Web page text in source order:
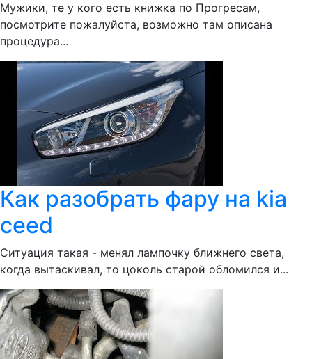
Мужики, те у кого есть книжка по Прогресам,
посмотрите пожалуйста, возможно там описана
процедура...
Как разобрать фару на kia
ceed
Ситуация такая - менял лампочку ближнего света,
когда вытаскивал, то цоколь старой обломился и...